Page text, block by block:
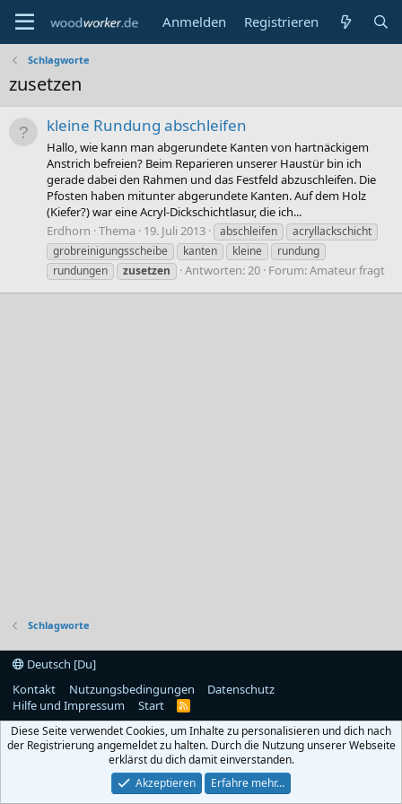
Anmelden Registrieren
Schlagworte
zusetzen
kleine Rundung abschleifen
Hallo, wie kann man abgerundete Kanten von hartnäckigem
Anstrich befreien? Beim Reparieren unserer Haustür bin ich
gerade dabei den Rahmen und das Festfeld abzuschleifen. Die
Pfosten haben mitunter abgerundete Kanten. Auf dem Holz
(Kiefer?) war eine Acryl-Dickschichtlasur, die ich...
Erdhorn Thema 19. Juli 2013 abschleifen
acryllackschicht
grobreinigungsscheibe
kanten kleine
rundung
rundungen
zusetzen Antworten: 20 Forum:Amateur fragt
Schlagworte
Deutsch [Du]
Kontakt
Nutzungsbedingungen
Datenschutz
Hilfe und Impressum
Start
R
S
Diese Seite verwendet Cookies, um Inhalte zu personalisieren und dich nach
der Registrierung angemeldet zu halten. Durch die Nutzung unserer Webseite
erklärst du dich damit einverstanden.
Akzeptieren
Erfahre mehr…